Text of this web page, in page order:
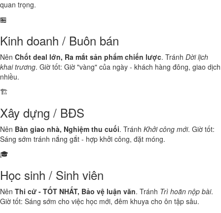
quan trọng.
🏪
Kinh doanh / Buôn bán
Nên Chốt deal lớn, Ra mắt sản phẩm chiến lược. Tránh Dời lịch
khai trương. Giờ tốt: Giờ "vàng" của ngày - khách hàng đông, giao dịch
nhiều.
🏗️
Xây dựng / BĐS
Nên Bàn giao nhà, Nghiệm thu cuối. Tránh Khởi công mới. Giờ tốt:
Sáng sớm tránh nắng gắt - hợp khởi công, đặt móng.
🎓
Học sinh / Sinh viên
Nên Thi cử - TỐT NHẤT, Bảo vệ luận văn. Tránh Trì hoãn nộp bài.
Giờ tốt: Sáng sớm cho việc học mới, đêm khuya cho ôn tập sâu.